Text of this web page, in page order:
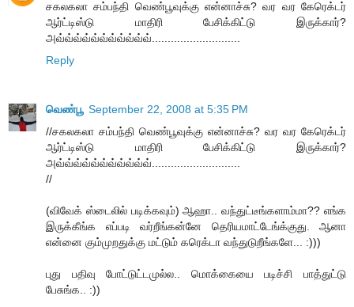
சகலகலா சம்பந்தி வெண்பூவுக்கு என்னாச்சு? வர வர கேரெக்டர்
ஆர்ட்டிஸ்டு மாதிரி பேசிக்கிட்டு இருக்கார்?
அவ்வ்வ்வ்வ்வ்வ்வ்வ்வ்வ்............................
Reply
வெண்பூ September 22, 2008 at 5:35 PM
//சகலகலா சம்பந்தி வெண்பூவுக்கு என்னாச்சு? வர வர கேரெக்டர்
ஆர்ட்டிஸ்டு மாதிரி பேசிக்கிட்டு இருக்கார்?
அவ்வ்வ்வ்வ்வ்வ்வ்வ்வ்வ்............................
//
(விவேக் ஸ்டைலில் படிக்கவும்) ஆஹா.. வந்துட்டீங்களாம்மா?? எங்க
இருக்கீங்க எப்படி வர்றீங்கன்னே தெரியமாட்டேங்க்குது. ஆனா
என்னை கும்முறதுக்கு மட்டும் கரெக்டா வந்துடுறீங்களே... :)))
புது பதிவு போட்டுட்டமுல்ல.. மொக்கையை படிச்சி பாத்துட்டு
பேசுங்க.. :))